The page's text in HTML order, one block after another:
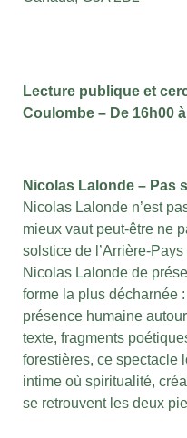
Lecture publique et
Coulombe – De 16h00
Nicolas Lalonde – Pas
Nicolas Lalonde n’est
mieux vaut peut-être ne
solstice de l’Arrière-
Nicolas Lalonde de
forme la plus décharnée
présence humaine
texte, fragments
forestières, ce spectacle
intime où spiritualité,
se retrouvent les deux